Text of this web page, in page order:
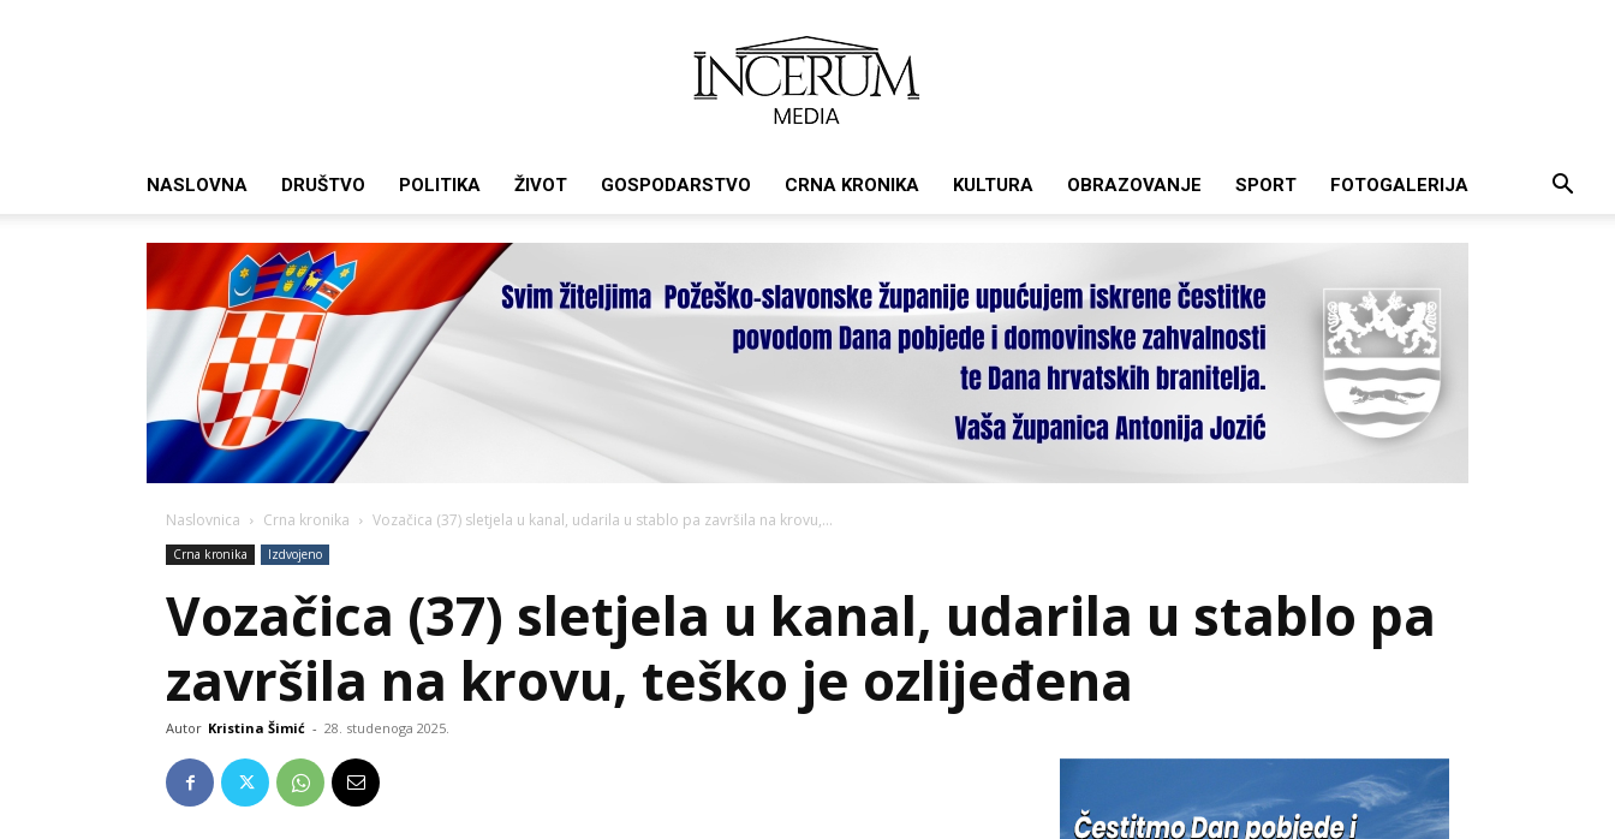
NASLOVNA DRUŠTVO POLITIKA ŽIVOT GOSPODARSTVO CRNA KRONIKA KULTURA OBRAZOVANJE SPORT FOTOGALERIJA
Naslovnica Crna kronika Vozačica (37) sletjela u kanal, udarila u stablo pa završila na krovu,...
Crna kronika Izdvojeno
Vozačica (37) sletjela u kanal, udarila u stablo pa
završila na krovu, teško je ozlijeđena
Autor Kristina Šimić - 28. studenoga 2025.